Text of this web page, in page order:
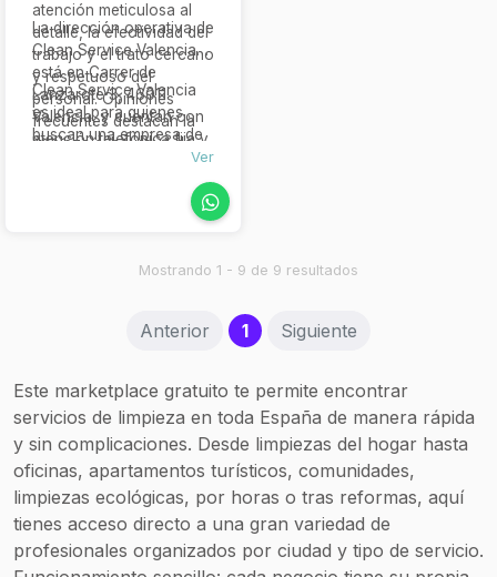
atención meticulosa al
detalle, la efectividad del
trabajo y el trato cercano
y respetuoso del
personal. Opiniones
frecuentes destacan la
limpieza exhaustiva de
La dirección operativa de
Clean Service Valencia
está en Carrer de
Lanzarote 3, 46011
Valencia, y cuentan con
atención telefónica fija y
consultas, emergencias y
Clean Service Valencia
es ideal para quienes
buscan una empresa de
limpieza con experiencia
en encargos especiales,
capacidad de respuesta
innovadores respaldados
Ver
Mostrando 1 - 9 de 9 resultados
Anterior 1(current)
Siguiente
Este marketplace gratuito te permite encontrar
servicios de limpieza en toda España de manera rápida
y sin complicaciones. Desde limpiezas del hogar hasta
oficinas, apartamentos turísticos, comunidades,
limpiezas ecológicas, por horas o tras reformas, aquí
tienes acceso directo a una gran variedad de
profesionales organizados por ciudad y tipo de servicio.